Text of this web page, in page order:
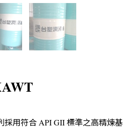
採用符合 API GII 標準之高精煉基